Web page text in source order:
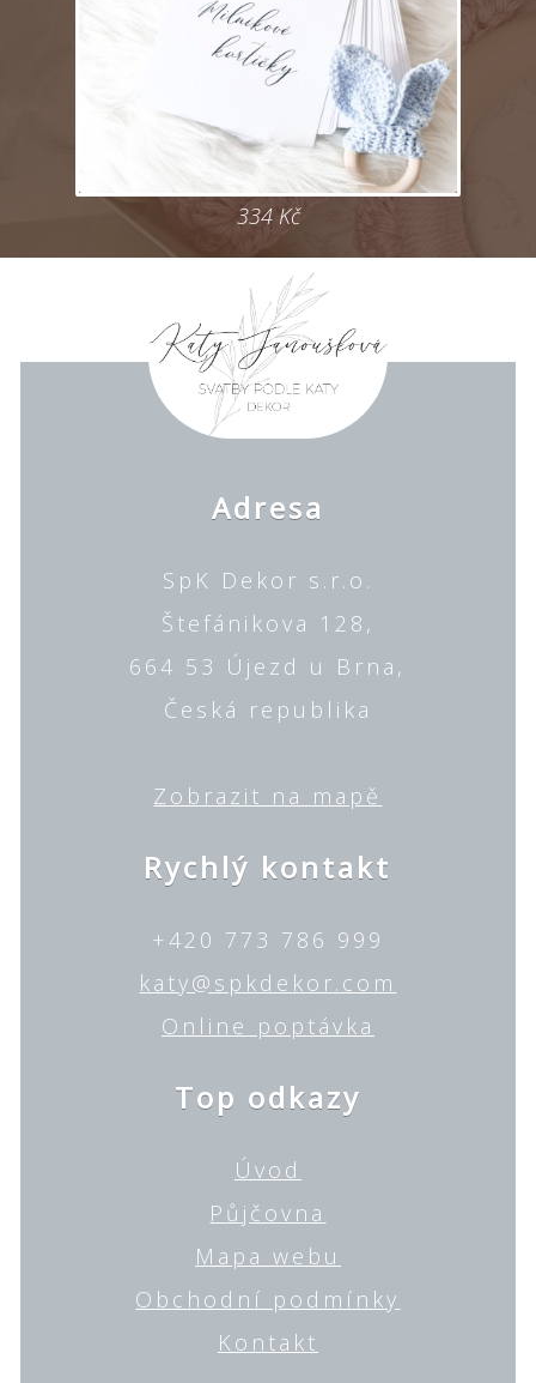
334Kč
Adresa
SpK Dekor s.r.o.
Štefánikova 128,
664 53 Újezd u Brna,
Česká republika
Zobrazit na mapě
Rychlý kontakt
+420 773 786 999
katy@spkdekor.com
Online poptávka
Top odkazy
Úvod
Půjčovna
Mapa webu
Obchodní podmínky
Kontakt